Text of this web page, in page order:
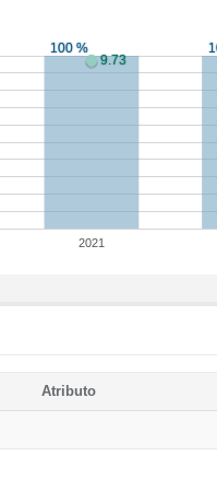
2021
Atributo